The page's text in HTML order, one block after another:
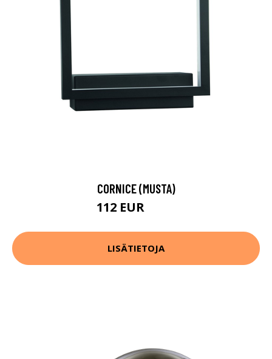
CORNICE (MUSTA)
112 EUR
LISÄTIETOJA